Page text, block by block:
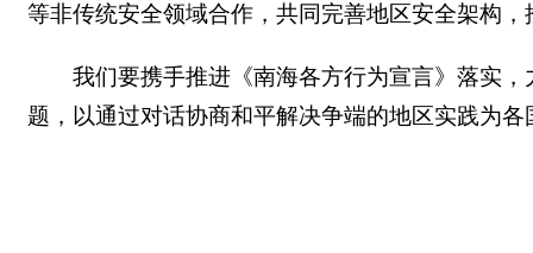
等非传统安全领域合作，共同完善地区安全架构
我们要携手推进《南海各方行为宣言》落实
题，以通过对话协商和平解决争端的地区实践为